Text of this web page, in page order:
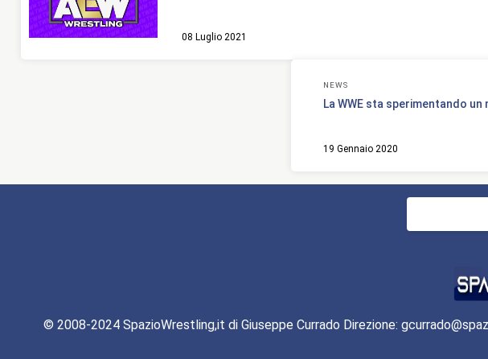
08 Luglio 2021
NEWS
La WWE sta sperimentando un
19 Gennaio 2020
Ricerca
© 2008-2024 SpazioWrestling,it di Giuseppe Currado Direzione: